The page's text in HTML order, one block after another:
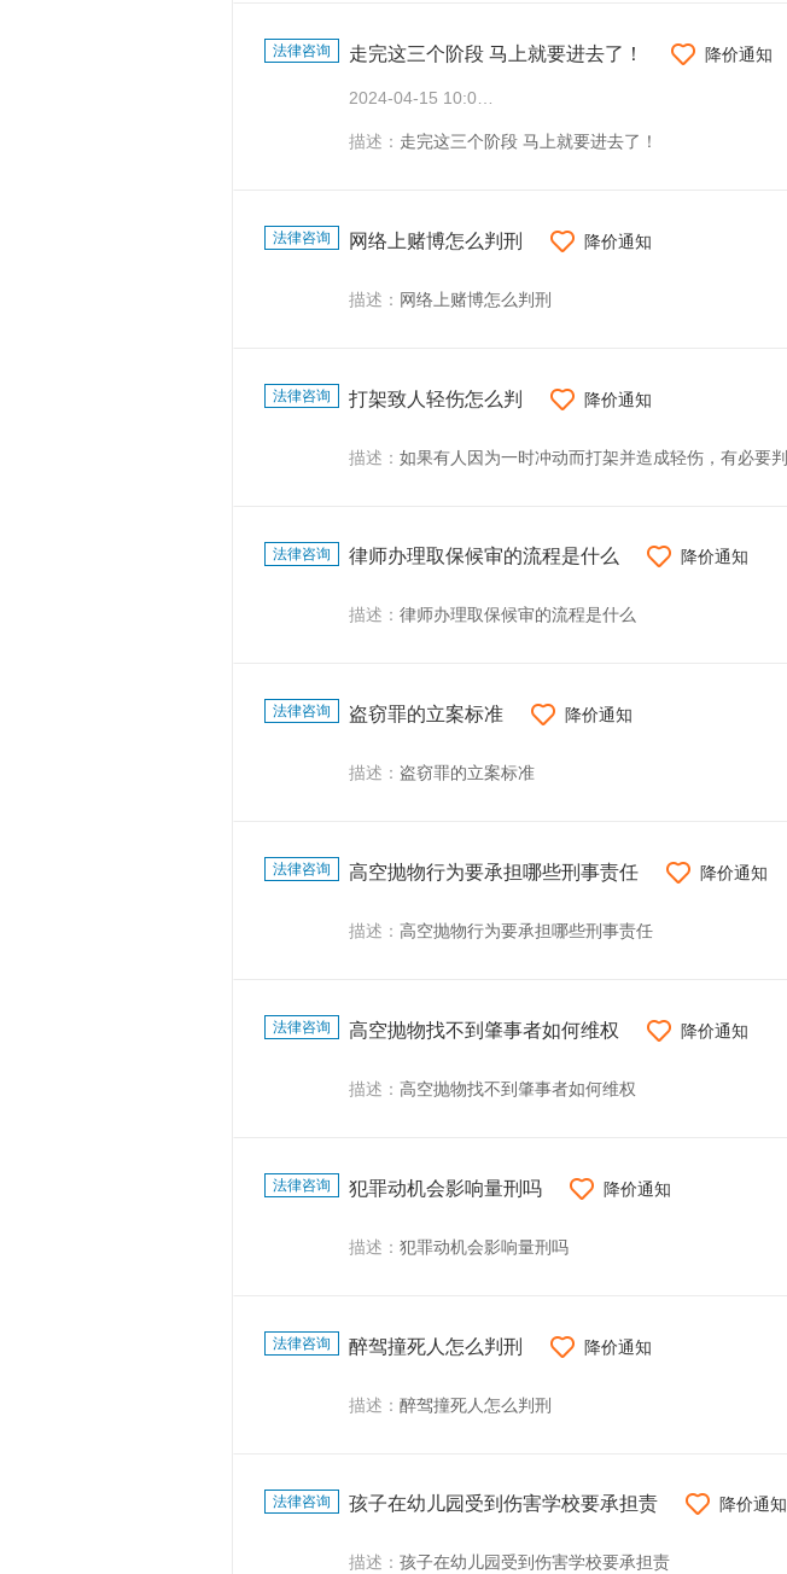
法律咨询 走完这三个阶段 马上就要进去了！ 降价通知
描述： 走完这三个阶段 马上就要进去了！
法律咨询 网络上赌博怎么判刑 降价通知
描述： 网络上赌博怎么判刑
法律咨询 打架致人轻伤怎么判 降价通知
描述： 如果有人因为一时冲动而打架并造成轻伤，有必要判刑吗？我们应该如何判断？
法律咨询 律师办理取保候审的流程是什么 降价通知
描述： 律师办理取保候审的流程是什么
法律咨询 盗窃罪的立案标准 降价通知
描述： 盗窃罪的立案标准
法律咨询 高空抛物行为要承担哪些刑事责任 降价通知
描述： 高空抛物行为要承担哪些刑事责任
法律咨询 高空抛物找不到肇事者如何维权 降价通知
描述： 高空抛物找不到肇事者如何维权
法律咨询 犯罪动机会影响量刑吗 降价通知
描述： 犯罪动机会影响量刑吗
法律咨询 醉驾撞死人怎么判刑 降价通知
描述： 醉驾撞死人怎么判刑
法律咨询 孩子在幼儿园受到伤害学校要承担责 降价通知
描述： 孩子在幼儿园受到伤害学校要承担责